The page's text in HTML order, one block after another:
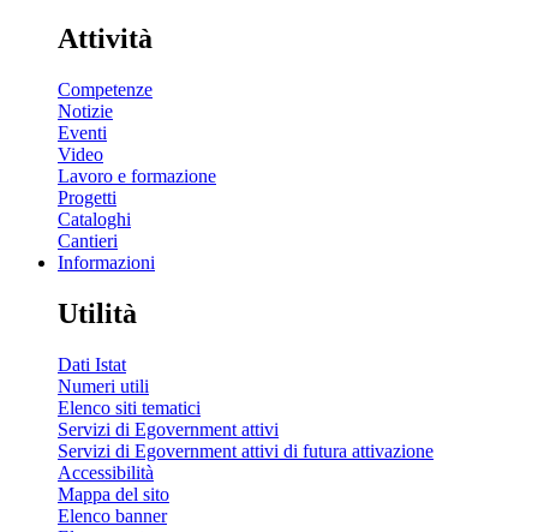
Attività
Competenze
Notizie
Eventi
Video
Lavoro e formazione
Progetti
Cataloghi
Cantieri
Informazioni
Utilità
Dati Istat
Numeri utili
Elenco siti tematici
Servizi di Egovernment attivi
Servizi di Egovernment attivi di futura attivazione
Accessibilità
Mappa del sito
Elenco banner